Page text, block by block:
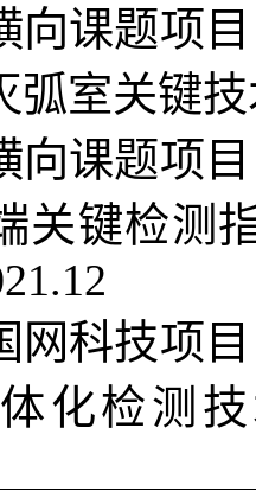
向课题项目
弧室关键
向课题项
关键检测
21.12
网科技项目
化检测